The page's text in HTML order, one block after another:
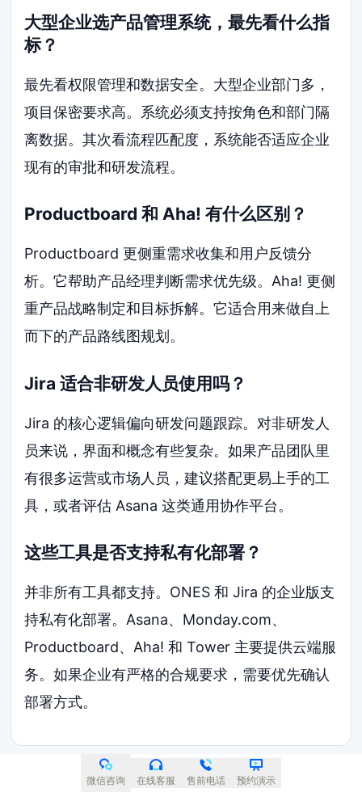
大型企业选产品管理系统，最先看什么指
标？
最先看权限管理和数据安全。大型企业部门多，
项目保密要求高。系统必须支持按角色和部门隔
离数据。其次看流程匹配度，系统能否适应企业
现有的审批和研发流程。
Productboard 和 Aha! 有什么区别？
Productboard 更侧重需求收集和用户反馈分
析。它帮助产品经理判断需求优先级。Aha! 更侧
重产品战略制定和目标拆解。它适合用来做自上
而下的产品路线图规划。
Jira 适合非研发人员使用吗？
Jira 的核心逻辑偏向研发问题跟踪。对非研发人
员来说，界面和概念有些复杂。如果产品团队里
有很多运营或市场人员，建议搭配更易上手的工
具，或者评估 Asana 这类通用协作平台。
这些工具是否支持私有化部署？
并非所有工具都支持。ONES 和 Jira 的企业版支
持私有化部署。Asana、Monday.com、
Productboard、Aha! 和 Tower 主要提供云端服
务。如果企业有严格的合规要求，需要优先确认
部署方式。
微信咨询 在线客服 售前电话 预约演示